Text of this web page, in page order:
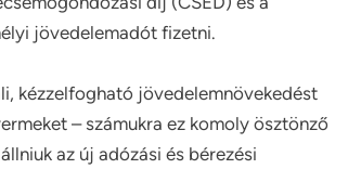
jövedelemadót fizetni.
kézzelfogható jövedelemnövekedést
– számukra ez komoly ösztönző
az új adózási és bérezési